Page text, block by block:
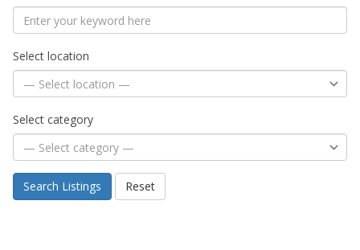
Select location
Select category
Search Listings Reset